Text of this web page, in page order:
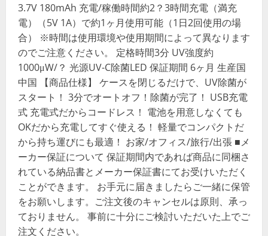
3.7V 180mAh 充電/稼働時間約2？3時間充電（満充
電）（5V 1A）で約1ヶ月使用可能（1日2回使用の場
合） ※時間は使用環境や使用期間によって異なります
のでご注意ください。 定格時間3分 UV強度約
1000μW/？ 光源UV-C除菌LED 保証期間 6ヶ月 生産国
中国 【商品仕様】 ケースを閉じるだけで、UV除菌が
スタート！ 3分でオートオフ！除菌が完了！ USB充電
式 充電式だからコードレス！ 電池を用意しなくても
OKだから充電してすぐ使える！ 軽量でコンパクトだ
から持ち運びにも最適！ お家/オフィス/旅行/出張 ■メ
ーカー保証について 保証期間内であれば商品に同梱さ
れている納品書とメーカー保証書にてお受けいただく
ことができます。 お手元に届きましたらご一緒に保管
をお願いします。ご注文後のキャンセルは原則、承っ
ておりません。 事前に十分にご検討いただいた上でご
注文ください。